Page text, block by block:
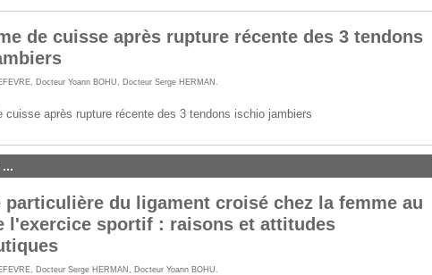
de cuisse après rupture récente des 3 tendons
Docteur Yoann BOHU Docteur Serge HERMAN
cuisse après rupture récente des 3 tendons ischio jambiers
particulière du ligament croisé chez la femme au
l'exercice sportif : raisons et attitudes
Docteur Serge HERMAN Docteur Yoann BOHU